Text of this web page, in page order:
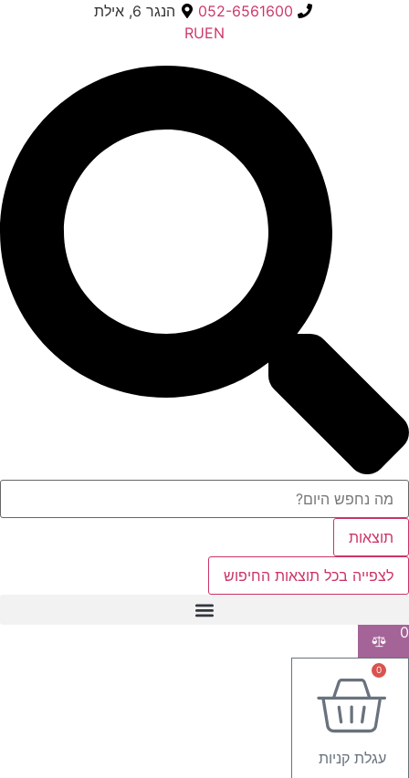
052-6561600
הנגר 6, אילת
EN
RU
תוצאות
לצפייה בכל תוצאות החיפוש
0
0
עגלת קניות